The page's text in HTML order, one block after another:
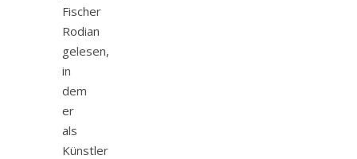
Fischer
Rodian
gelesen,
in
dem
er
als
Künstler